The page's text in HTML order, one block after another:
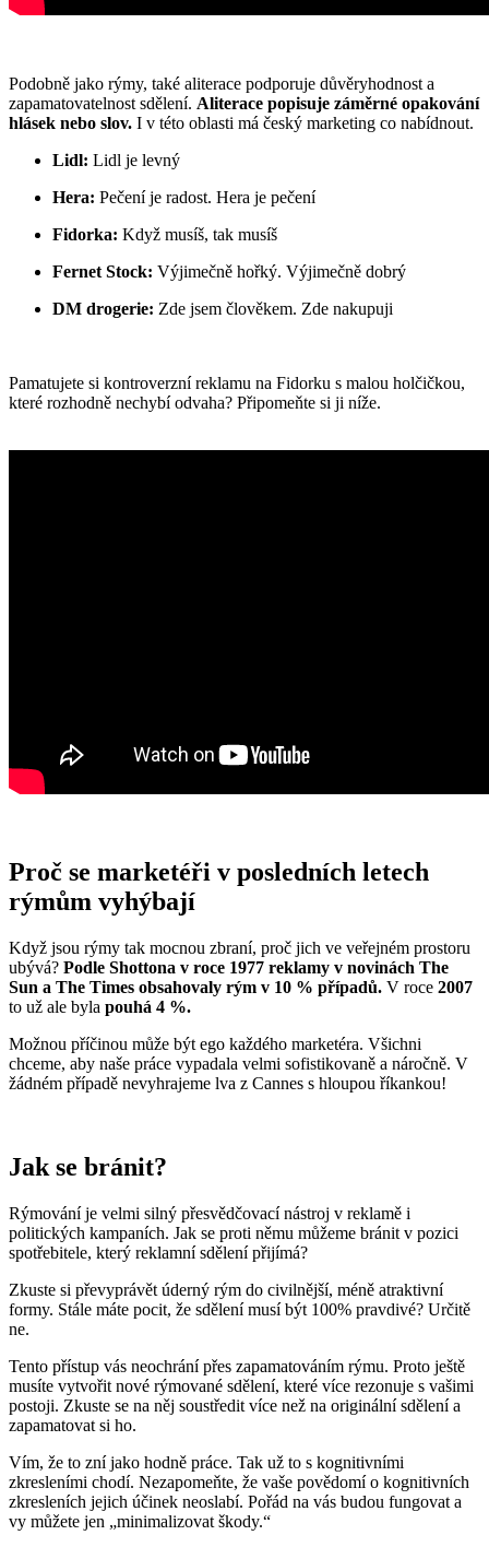
Podobně jako rýmy, také aliterace podporuje důvěryhodnost a
zapamatovatelnost sdělení. Aliterace popisuje záměrné opakování
hlásek nebo slov. I v této oblasti má český marketing co nabídnout.
Lidl: Lidl je levný
Hera: Pečení je radost. Hera je pečení
Fidorka: Když musíš, tak musíš
Fernet Stock: Výjimečně hořký. Výjimečně dobrý
DM drogerie: Zde jsem člověkem. Zde nakupuji
Pamatujete si kontroverzní reklamu na Fidorku s malou holčičkou,
které rozhodně nechybí odvaha? Připomeňte si ji níže.
Proč se marketéři v posledních letech
rýmům vyhýbají
Když jsou rýmy tak mocnou zbraní, proč jich ve veřejném prostoru
ubývá? Podle Shottona v roce 1977 reklamy v novinách The
Sun a The Times obsahovaly rým v 10 % případů. V roce 2007
to už ale byla pouhá 4 %.
Možnou příčinou může být ego každého marketéra. Všichni
chceme, aby naše práce vypadala velmi sofistikovaně a náročně. V
žádném případě nevyhrajeme lva z Cannes s hloupou říkankou!
Jak se bránit?
Rýmování je velmi silný přesvědčovací nástroj v reklamě i
politických kampaních. Jak se proti němu můžeme bránit v pozici
spotřebitele, který reklamní sdělení přijímá?
Zkuste si převyprávět úderný rým do civilnější, méně atraktivní
formy. Stále máte pocit, že sdělení musí být 100% pravdivé? Určitě
ne.
Tento přístup vás neochrání přes zapamatováním rýmu. Proto ještě
musíte vytvořit nové rýmované sdělení, které více rezonuje s vašimi
postoji. Zkuste se na něj soustředit více než na originální sdělení a
zapamatovat si ho.
Vím, že to zní jako hodně práce. Tak už to s kognitivními
zkresleními chodí. Nezapomeňte, že vaše povědomí o kognitivních
zkresleních jejich účinek neoslabí. Pořád na vás budou fungovat a
vy můžete jen „minimalizovat škody.“